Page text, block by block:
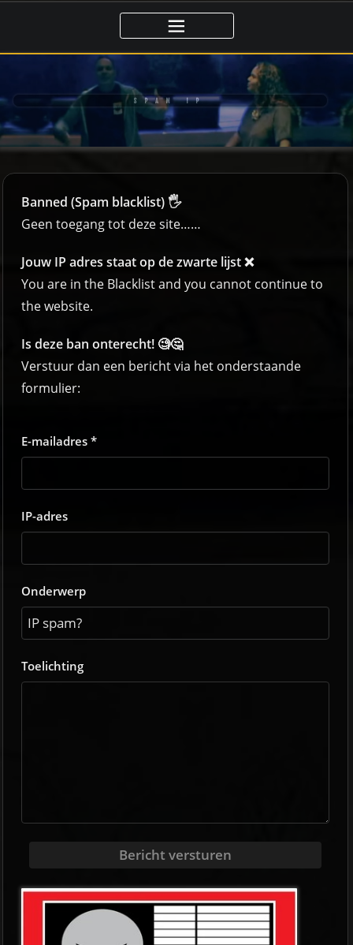
SPAM IP
Banned (Spam blacklist) 🖐️
Geen toegang tot deze site……
Jouw IP adres staat op de zwarte lijst ❌
You are in the Blacklist and you cannot continue to
the website.
Is deze ban onterecht! 🧐🤔
Verstuur dan een bericht via het onderstaande
formulier:
E-mailadres *
IP-adres
Onderwerp
Toelichting
Bericht versturen